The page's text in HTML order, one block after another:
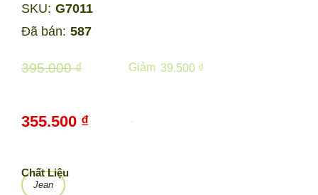
Đã bán: 587
Jean
Chất Liệu
-
355.500 ₫
395.000 ₫ 39.500 ₫
Giảm
SKU: G7011